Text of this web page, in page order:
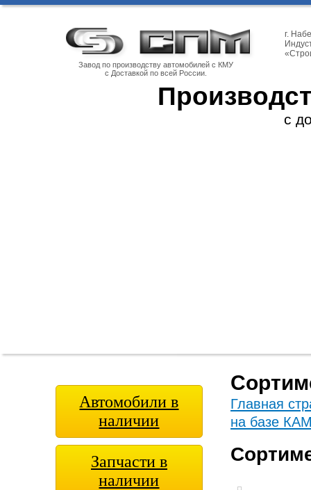
Завод по производству автомобилей с КМУ
с Доставкой по всей России.
г.
с
Автомобили в
наличии
Запчасти в
наличии
Главная
на базе